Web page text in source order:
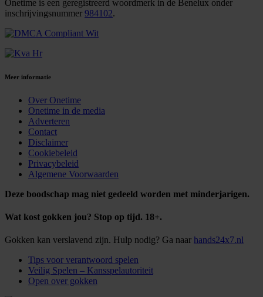
Onetime is een geregistreerd woordmerk in de Benelux onder
inschrijvingsnummer 984102.
Meer informatie
Over Onetime
Onetime in de media
Adverteren
Contact
Disclaimer
Cookiebeleid
Privacybeleid
Algemene Voorwaarden
Deze boodschap mag niet gedeeld worden met minderjarigen.
Wat kost gokken jou? Stop op tijd. 18+.
Gokken kan verslavend zijn. Hulp nodig? Ga naar hands24x7.nl
Tips voor verantwoord spelen
Veilig Spelen – Kansspelautoriteit
Open over gokken